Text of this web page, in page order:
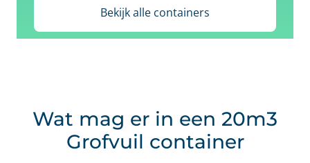
Bekijk alle containers
Wat mag er in een 20m3
Grofvuil container